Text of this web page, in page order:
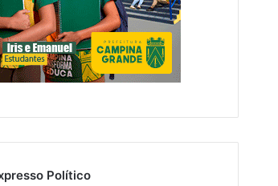
Político